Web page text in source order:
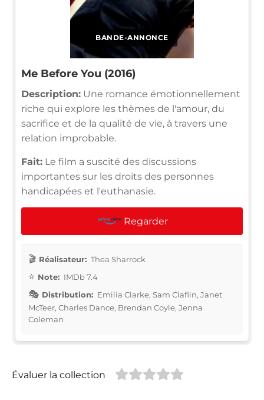
BANDE-ANNONCE
Me Before You (2016)
Description: Une romance émotionnellement
riche qui explore les thèmes de l'amour, du
sacrifice et de la qualité de vie, à travers une
relation improbable.
Fait: Le film a suscité des discussions
importantes sur les droits des personnes
handicapées et l'euthanasie.
Regarder
Réalisateur: Thea Sharrock
Note: IMDb 7.4
Distribution: Emilia Clarke, Sam Claflin, Janet
McTeer, Charles Dance, Brendan Coyle, Jenna
Coleman
Évaluer la collection